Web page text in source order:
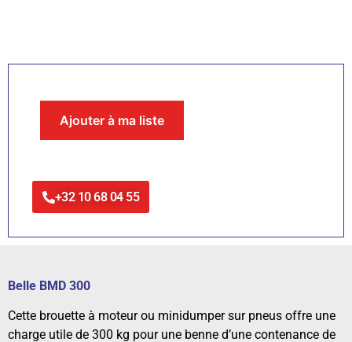
Ajouter à ma liste
+32 10 68 04 55
Belle BMD 300
Cette brouette à moteur ou minidumper sur pneus offre une
charge utile de 300 kg pour une benne d’une contenance de